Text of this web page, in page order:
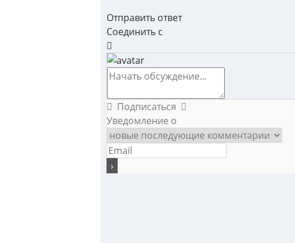
Отправить ответ
Соединить с
Подписаться
Уведомление о